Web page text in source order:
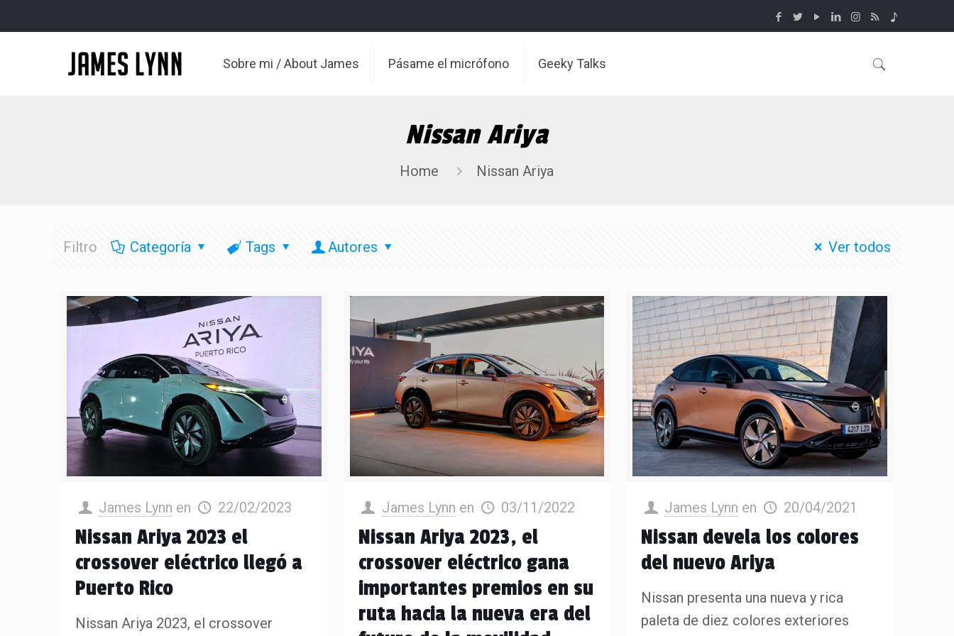
Sobre mi / About James Pásame el micrófono Geeky Talks
Nissan Ariya
Home Nissan Ariya
Filtro Categoría Tags Autores Ver todos
James Lynn en 22/02/2023
Nissan Ariya 2023 el
crossover eléctrico llegó a
Puerto Rico
Nissan Ariya 2023, el crossover
James Lynn en 03/11/2022
Nissan Ariya 2023, el
crossover eléctrico gana
importantes premios en su
ruta hacia la nueva era del
James Lynn en 20/04/2021
Nissan devela los colores
del nuevo Ariya
Nissan presenta una nueva y rica
paleta de diez colores exteriores